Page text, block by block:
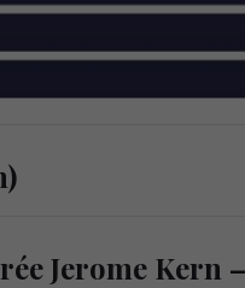
Jerome Kern